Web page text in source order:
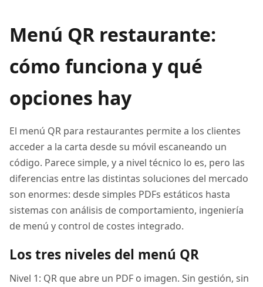
Menú QR restaurante:
cómo funciona y qué
opciones hay
El menú QR para restaurantes permite a los clientes
acceder a la carta desde su móvil escaneando un
código. Parece simple, y a nivel técnico lo es, pero las
diferencias entre las distintas soluciones del mercado
son enormes: desde simples PDFs estáticos hasta
sistemas con análisis de comportamiento, ingeniería
de menú y control de costes integrado.
Los tres niveles del menú QR
Nivel 1: QR que abre un PDF o imagen. Sin gestión, sin